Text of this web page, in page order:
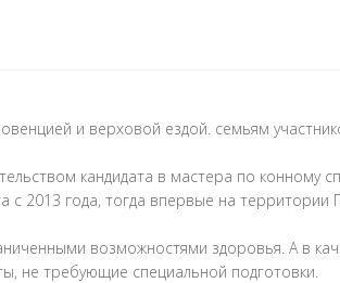
и верховой ездой. семьям
кандидата в мастера по конному
с 2013 года, тогда впервые на территории
возможностями здоровья. А в
не требующие специальной подготовки.